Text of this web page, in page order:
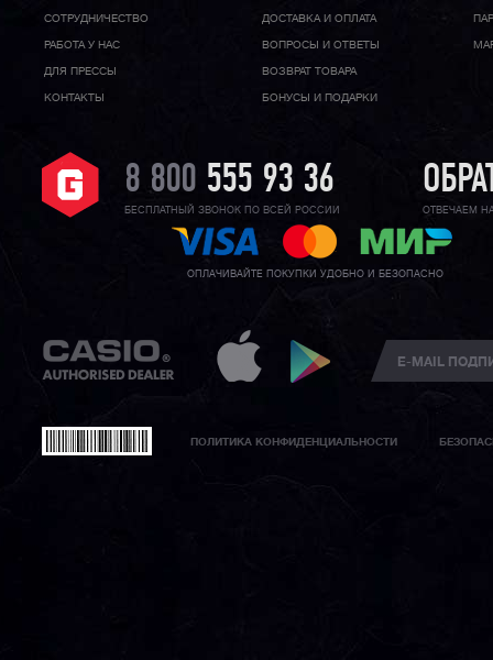
CОТРУДНИЧЕСТВО
РАБОТА У НАС
ДЛЯ ПРЕССЫ
КОНТАКТЫ
ДОСТАВКА И ОПЛАТА
ВОПРОСЫ И ОТВЕТЫ
ВОЗВРАТ ТОВАРА
БОНУСЫ И ПОДАРКИ
8 800 555 93 36
БЕСПЛАТНЫЙ ЗВОНОК ПО ВСЕЙ РОССИИ ОТВЕЧАЕМ
ОПЛАЧИВАЙТЕ ПОКУПКИ УДОБНО И БЕЗОПАСНО
ПОЛИТИКА КОНФИДЕНЦИАЛЬНОСТИ